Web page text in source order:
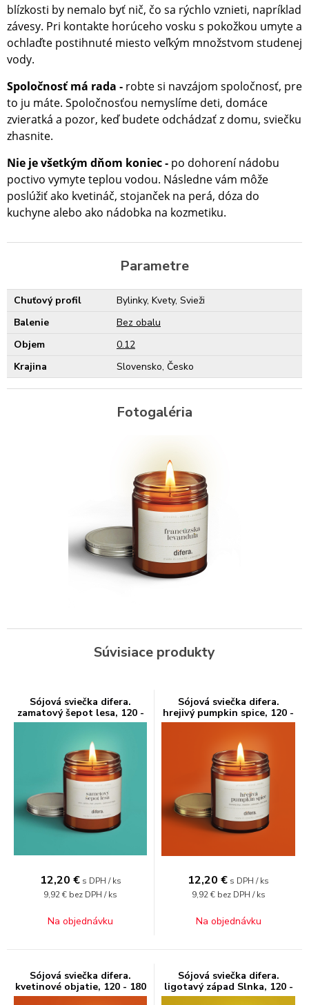
blízkosti by nemalo byť nič, čo sa rýchlo vznieti, napríklad
závesy. Pri kontakte horúceho vosku s pokožkou umyte a
ochlaďte postihnuté miesto veľkým množstvom studenej
vody.
Spoločnosť má rada - robte si navzájom spoločnosť, pre
to ju máte. Spoločnosťou nemyslíme deti, domáce
zvieratká a pozor, keď budete odchádzať z domu, sviečku
zhasnite.
Nie je všetkým dňom koniec - po dohorení nádobu
poctivo vymyte teplou vodou. Následne vám môže
poslúžiť ako kvetináč, stojanček na perá, dóza do
kuchyne alebo ako nádobka na kozmetiku.
Parametre
Chuťový profil
Bylinky, Kvety, Svieži
Balenie
Bez obalu
Objem
0.12
Krajina
Slovensko, Česko
Fotogaléria
Súvisiace produkty
Sójová sviečka difera.
zamatový šepot lesa, 120 -
180 ml
12,20 € s DPH / ks
9,92 € bez DPH / ks
Na objednávku
Sójová sviečka difera.
hrejivý pumpkin spice, 120 -
180 ml
12,20 € s DPH / ks
9,92 € bez DPH / ks
Na objednávku
Sójová sviečka difera.
kvetinové objatie, 120 - 180
ml
Sójová sviečka difera.
ligotavý západ Slnka, 120 -
180 ml